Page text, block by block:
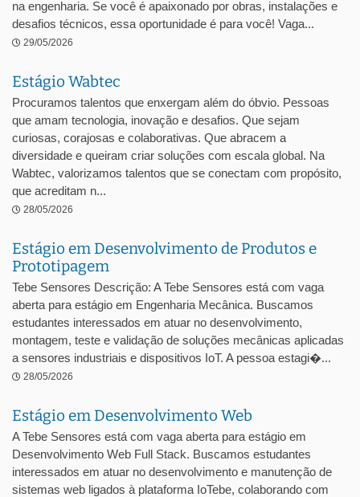
na engenharia. Se você é apaixonado por obras, instalações e
desafios técnicos, essa oportunidade é para você! Vaga...
29/05/2026
Estágio Wabtec
Procuramos talentos que enxergam além do óbvio. Pessoas
que amam tecnologia, inovação e desafios. Que sejam
curiosas, corajosas e colaborativas. Que abracem a
diversidade e queiram criar soluções com escala global. Na
Wabtec, valorizamos talentos que se conectam com propósito,
que acreditam n...
28/05/2026
Estágio em Desenvolvimento de Produtos e
Prototipagem
Tebe Sensores Descrição: A Tebe Sensores está com vaga
aberta para estágio em Engenharia Mecânica. Buscamos
estudantes interessados em atuar no desenvolvimento,
montagem, teste e validação de soluções mecânicas aplicadas
a sensores industriais e dispositivos IoT. A pessoa estagi�...
28/05/2026
Estágio em Desenvolvimento Web
A Tebe Sensores está com vaga aberta para estágio em
Desenvolvimento Web Full Stack. Buscamos estudantes
interessados em atuar no desenvolvimento e manutenção de
sistemas web ligados à plataforma IoTebe, colaborando com